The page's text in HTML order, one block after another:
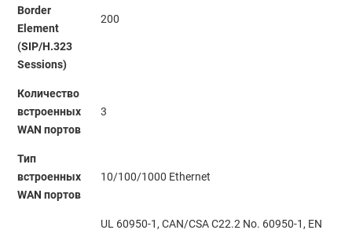
Border
Element
(SIP/H.323
Sessions)
200
Количество
встроенных
WAN портов
3
Тип
встроенных
WAN портов
10/100/1000 Ethernet
UL 60950-1, CAN/CSA C22.2 No. 60950-1, EN